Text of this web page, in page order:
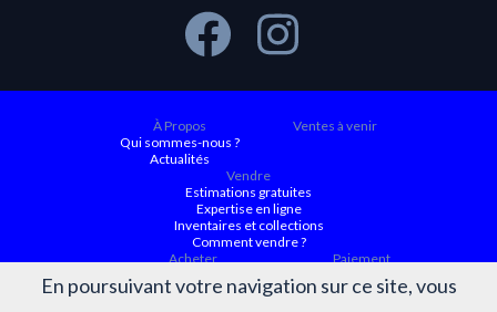
En poursuivant votre navigation sur ce site, vous
À Propos
Qui sommes-nous ?
Actualités
Ventes à venir
Vendre
Estimations gratuites
Expertise en ligne
Inventaires et collections
Comment vendre ?
Acheter
Ordre d'achat
Paiement